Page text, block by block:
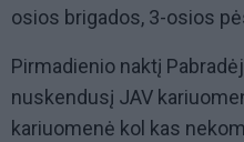
osios brigados, 3-osios
Pirmadienio naktį
nuskendusį JAV
kariuomenė kol kas